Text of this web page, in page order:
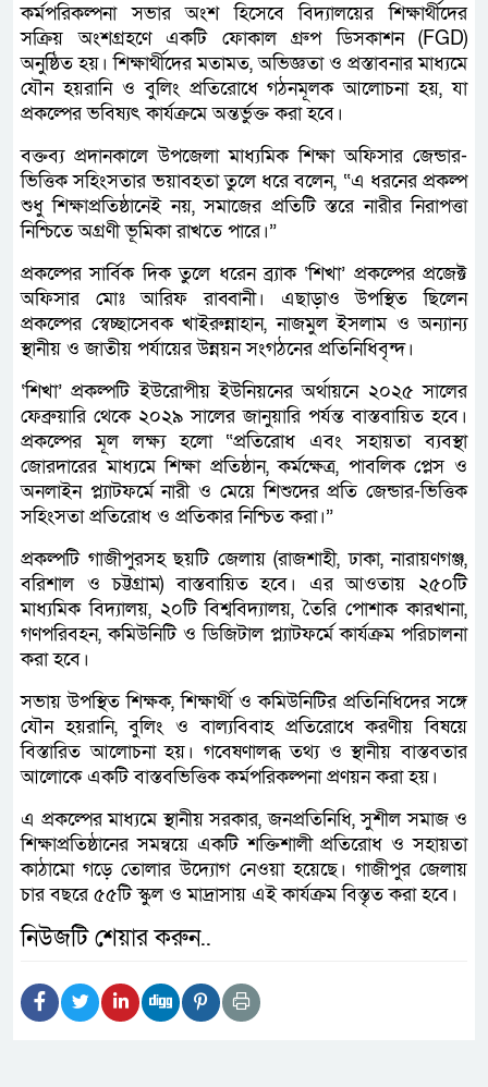
কর্মপরিকল্পনা সভার অংশ হিসেবে বিদ্যালয়ের শিক্ষার্থীদের
সক্রিয় অংশগ্রহণে একটি ফোকাল গ্রুপ ডিসকাশন (FGD)
অনুষ্ঠিত হয়। শিক্ষার্থীদের মতামত, অভিজ্ঞতা ও প্রস্তাবনার মাধ্যমে
যৌন হয়রানি ও বুলিং প্রতিরোধে গঠনমূলক আলোচনা হয়, যা
প্রকল্পের ভবিষ্যৎ কার্যক্রমে অন্তর্ভুক্ত করা হবে।
বক্তব্য প্রদানকালে উপজেলা মাধ্যমিক শিক্ষা অফিসার জেন্ডার-
ভিত্তিক সহিংসতার ভয়াবহতা তুলে ধরে বলেন, “এ ধরনের প্রকল্প
শুধু শিক্ষাপ্রতিষ্ঠানেই নয়, সমাজের প্রতিটি স্তরে নারীর নিরাপত্তা
নিশ্চিতে অগ্রণী ভূমিকা রাখতে পারে।”
প্রকল্পের সার্বিক দিক তুলে ধরেন ব্র্যাক ‘শিখা’ প্রকল্পের প্রজেক্ট
অফিসার মোঃ আরিফ রাব্বানী। এছাড়াও উপস্থিত ছিলেন
প্রকল্পের স্বেচ্ছাসেবক খাইরুন্নাহান, নাজমুল ইসলাম ও অন্যান্য
স্থানীয় ও জাতীয় পর্যায়ের উন্নয়ন সংগঠনের প্রতিনিধিবৃন্দ।
‘শিখা’ প্রকল্পটি ইউরোপীয় ইউনিয়নের অর্থায়নে ২০২৫ সালের
ফেব্রুয়ারি থেকে ২০২৯ সালের জানুয়ারি পর্যন্ত বাস্তবায়িত হবে।
প্রকল্পের মূল লক্ষ্য হলো “প্রতিরোধ এবং সহায়তা ব্যবস্থা
জোরদারের মাধ্যমে শিক্ষা প্রতিষ্ঠান, কর্মক্ষেত্র, পাবলিক প্লেস ও
অনলাইন প্ল্যাটফর্মে নারী ও মেয়ে শিশুদের প্রতি জেন্ডার-ভিত্তিক
সহিংসতা প্রতিরোধ ও প্রতিকার নিশ্চিত করা।”
প্রকল্পটি গাজীপুরসহ ছয়টি জেলায় (রাজশাহী, ঢাকা, নারায়ণগঞ্জ,
বরিশাল ও চট্টগ্রাম) বাস্তবায়িত হবে। এর আওতায় ২৫০টি
মাধ্যমিক বিদ্যালয়, ২০টি বিশ্ববিদ্যালয়, তৈরি পোশাক কারখানা,
গণপরিবহন, কমিউনিটি ও ডিজিটাল প্ল্যাটফর্মে কার্যক্রম পরিচালনা
করা হবে।
সভায় উপস্থিত শিক্ষক, শিক্ষার্থী ও কমিউনিটির প্রতিনিধিদের সঙ্গে
যৌন হয়রানি, বুলিং ও বাল্যবিবাহ প্রতিরোধে করণীয় বিষয়ে
বিস্তারিত আলোচনা হয়। গবেষণালব্ধ তথ্য ও স্থানীয় বাস্তবতার
আলোকে একটি বাস্তবভিত্তিক কর্মপরিকল্পনা প্রণয়ন করা হয়।
এ প্রকল্পের মাধ্যমে স্থানীয় সরকার, জনপ্রতিনিধি, সুশীল সমাজ ও
শিক্ষাপ্রতিষ্ঠানের সমন্বয়ে একটি শক্তিশালী প্রতিরোধ ও সহায়তা
কাঠামো গড়ে তোলার উদ্যোগ নেওয়া হয়েছে। গাজীপুর জেলায়
চার বছরে ৫৫টি স্কুল ও মাদ্রাসায় এই কার্যক্রম বিস্তৃত করা হবে।
নিউজটি শেয়ার করুন..